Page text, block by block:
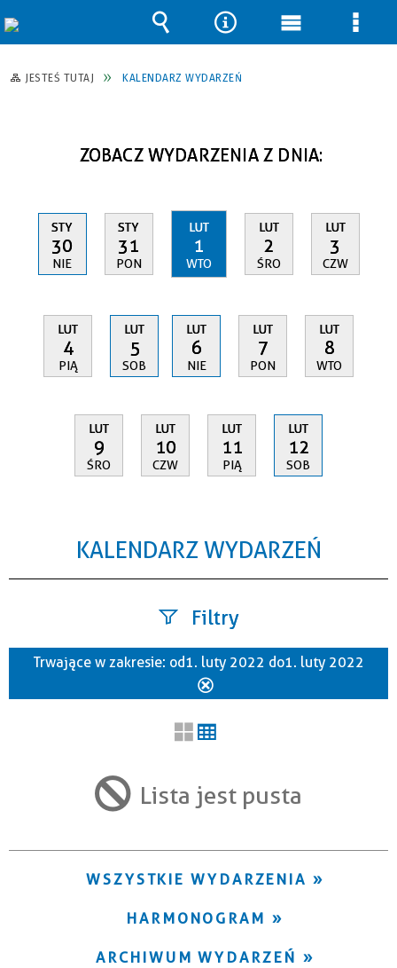
JESTEŚ TUTAJ KALENDARZ WYDARZEŃ
ZOBACZ WYDARZENIA Z DNIA:
STY
30
NIE
STY
31
PON
LUT
1
WTO
LUT
2
ŚRO
LUT
3
CZW
LUT
4
PIĄ
LUT
5
SOB
LUT
6
NIE
LUT
7
PON
LUT
8
WTO
LUT
9
ŚRO
LUT
10
CZW
LUT
11
PIĄ
LUT
12
SOB
KALENDARZ WYDARZEŃ
Filtry
Szukana fraza
Trwające w zakresie
Trwające w zakresie: od 1. luty 2022 do 1. luty 2022
filtr
Lista jest pusta
WSZYSTKIE WYDARZENIA
HARMONOGRAM
ARCHIWUM WYDARZEŃ
Wyszukiwarka
Narzędzia
Menu Menu